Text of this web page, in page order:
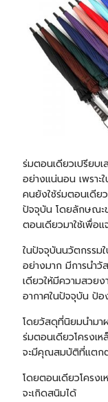
ร่มตอนเดียวเปรียบ
อย่างแน่นอน เพราะ
คนยังใช้ร่มตอนเดีย
ปัจจุบัน โดยลักษณะ
ตอนเดียวมาใช้เพื่อ
ในปัจจุบันนวัตกรรม
อย่างมาก มีการนำ
เดียวให้มีความสวย
อากาศในปัจจุบัน ป้
โดยวัสดุที่นิยมนำม
ร่มตอนเดียวโครงเ
จะมีคุณสมบัติที่แตก
โดยตอนเดียวโครง
จะเกิดสนิมได้